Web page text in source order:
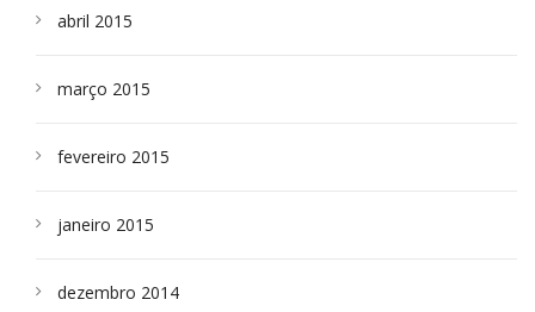
abril 2015
março 2015
fevereiro 2015
janeiro 2015
dezembro 2014